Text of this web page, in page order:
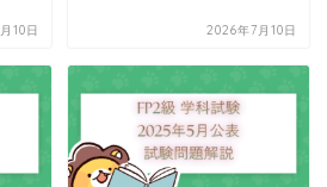
10日 2026年7月10日